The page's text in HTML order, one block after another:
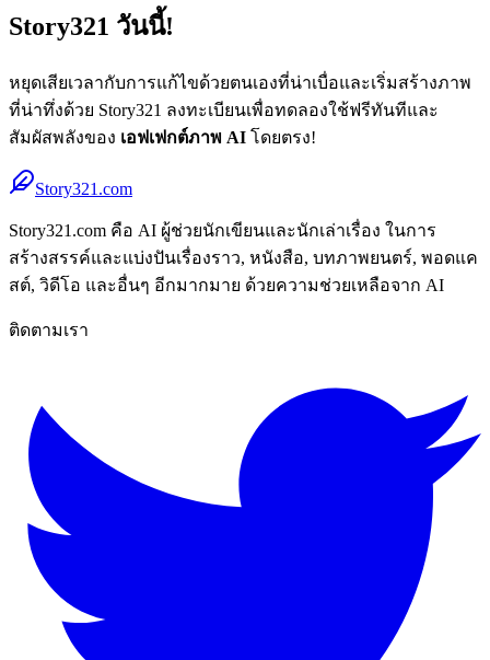
Story321 วันนี้!
หยุดเสียเวลากับการแก้ไขด้วยตนเองที่น่าเบื่อและเริ่มสร้างภาพ
ที่น่าทึ่งด้วย Story321 ลงทะเบียนเพื่อทดลองใช้ฟรีทันทีและ
สัมผัสพลังของ เอฟเฟกต์ภาพ AI โดยตรง!
Story321.com
Story321.com คือ AI ผู้ช่วยนักเขียนและนักเล่าเรื่อง ในการ
สร้างสรรค์และแบ่งปันเรื่องราว, หนังสือ, บทภาพยนตร์, พอดแค
สต์, วิดีโอ และอื่นๆ อีกมากมาย ด้วยความช่วยเหลือจาก AI
ติดตามเรา